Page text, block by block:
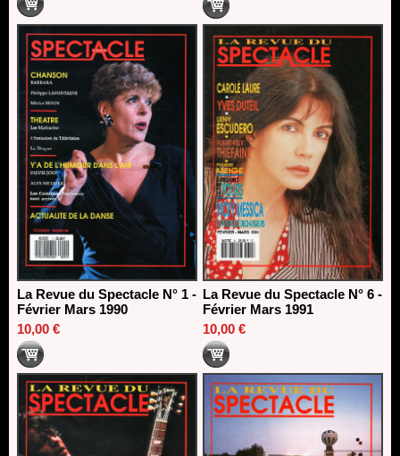
La Revue du Spectacle N° 1 -
Février Mars 1990
10,00 €
La Revue du Spectacle N° 6 -
Février Mars 1991
10,00 €